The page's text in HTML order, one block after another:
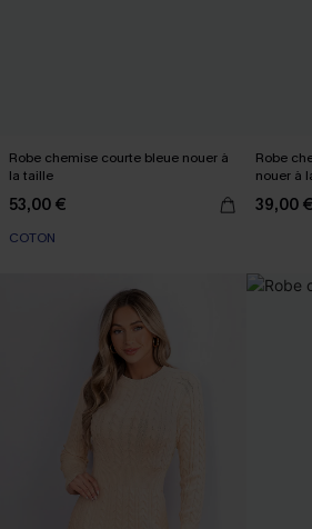
Robe chemise courte bleue nouer à
la taille
53,00 €
COTON
Robe
nouer à
39,00 €